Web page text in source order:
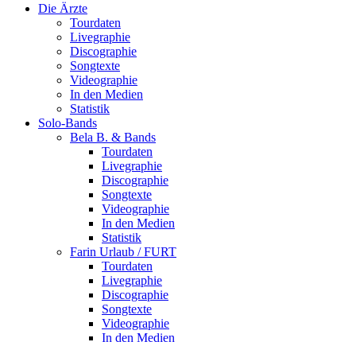
Die Ärzte
Tourdaten
Livegraphie
Discographie
Songtexte
Videographie
In den Medien
Statistik
Solo-Bands
Bela B. & Bands
Tourdaten
Livegraphie
Discographie
Songtexte
Videographie
In den Medien
Statistik
Farin Urlaub / FURT
Tourdaten
Livegraphie
Discographie
Songtexte
Videographie
In den Medien